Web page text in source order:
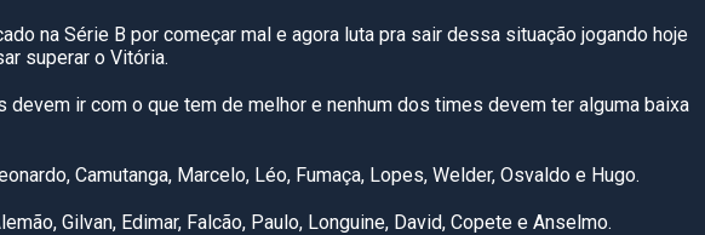
na Série B por começar mal e agora luta pra sair dessa situação jogando hoje
superar o Vitória.
ir com o que tem de melhor e nenhum dos times devem ter alguma baixa
Camutanga, Marcelo, Léo, Fumaça, Lopes, Welder, Osvaldo e Hugo.
Gilvan, Edimar, Falcão, Paulo, Longuine, David, Copete e Anselmo.